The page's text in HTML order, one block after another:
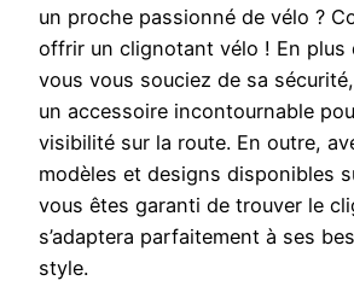
un proche passionné de vélo ?
offrir un clignotant vélo ! En plus
vous vous souciez de sa
un accessoire incontournable
visibilité sur la route. En outre,
modèles et designs disponibles
vous êtes garanti de trouver le
s’adaptera parfaitement à ses
style.